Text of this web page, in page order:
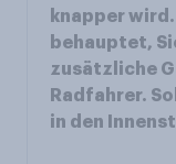
knapper
behauptet,
zusätzliche
Radfahrer.
in den